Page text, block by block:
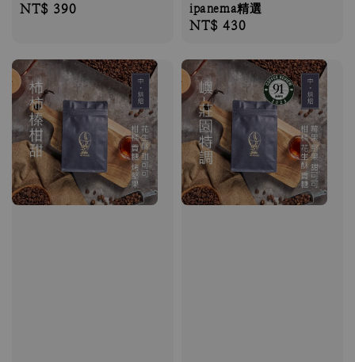
Regular
NT$ 390
ipanema精選
Regular
NT$ 430